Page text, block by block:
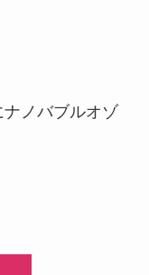
ナノバブルオゾ